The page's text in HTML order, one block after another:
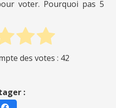
voter. Pourquoi pas 5
des votes : 42
: